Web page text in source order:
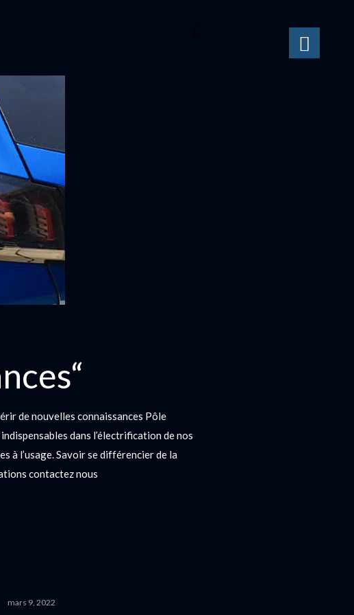
de nouvelles connaissances Pôle
dans l’électrification de nos
à l’usage. Savoir se différencier de la
contactez nous
mars 9, 2022